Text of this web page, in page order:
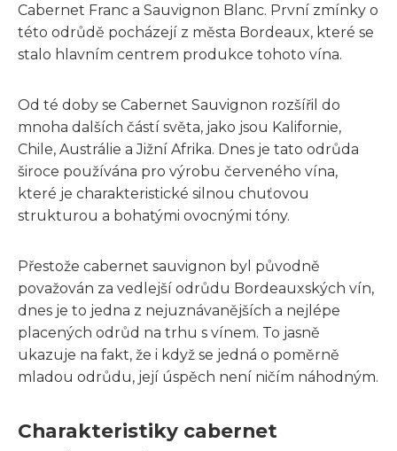
Cabernet Franc a Sauvignon Blanc. První zmínky o
této odrůdě pocházejí z města Bordeaux, které se
stalo hlavním centrem produkce tohoto vína.
Od té doby se Cabernet Sauvignon rozšířil do
mnoha dalších částí světa, jako jsou Kalifornie,
Chile, Austrálie a Jižní Afrika. Dnes je tato odrůda
široce používána pro výrobu červeného vína,
které je charakteristické silnou chuťovou
strukturou a bohatými ovocnými tóny.
Přestože cabernet sauvignon byl původně
považován za vedlejší odrůdu Bordeauxských vín,
dnes je to jedna z nejuznávanějších a nejlépe
placených odrůd na trhu s vínem. To jasně
ukazuje na fakt, že i když se jedná o poměrně
mladou odrůdu, její úspěch není ničím náhodným.
Charakteristiky cabernet